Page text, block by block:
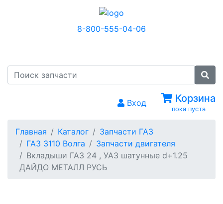
8-800-555-04-06
Вход Корзина
пока пуста
Главная Каталог
Запчасти ГАЗ
ГАЗ 3110 Волга
Запчасти двигателя
Вкладыши ГАЗ 24 , УАЗ шатунные d+1.25
ДАЙДО МЕТАЛЛ РУСЬ